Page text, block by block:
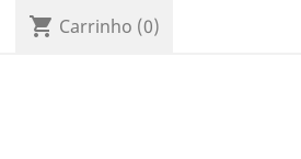
shopping_cart Carrinho (0)